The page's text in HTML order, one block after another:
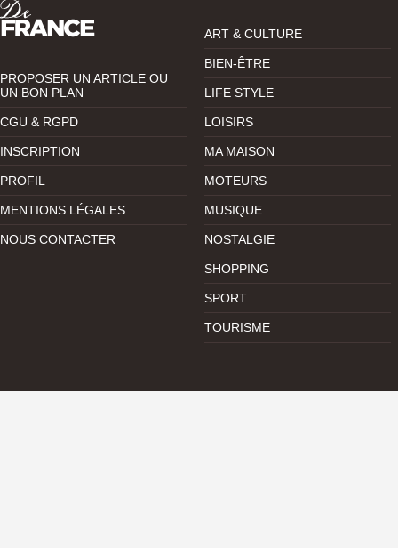
PROPOSER UN ARTICLE OU
UN BON PLAN
CGU & RGPD
INSCRIPTION
PROFIL
MENTIONS LÉGALES
NOUS CONTACTER
ART & CULTURE
BIEN-ÊTRE
LIFE STYLE
LOISIRS
MA MAISON
MOTEURS
MUSIQUE
NOSTALGIE
SHOPPING
SPORT
TOURISME